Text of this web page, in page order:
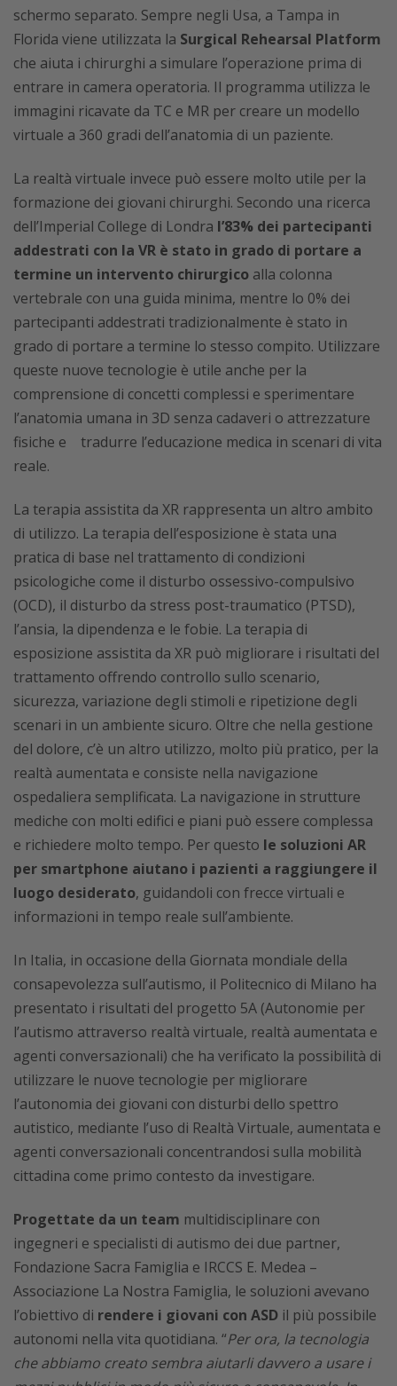
schermo separato. Sempre negli Usa, a Tampa in
Florida viene utilizzata la Surgical Rehearsal Platform
che aiuta i chirurghi a simulare l’operazione prima di
entrare in camera operatoria. Il programma utilizza le
immagini ricavate da TC e MR per creare un modello
virtuale a 360 gradi dell’anatomia di un paziente.
La realtà virtuale invece può essere molto utile per la
formazione dei giovani chirurghi. Secondo una ricerca
dell’Imperial College di Londra l’83% dei partecipanti
addestrati con la VR è stato in grado di portare a
termine un intervento chirurgico alla colonna
vertebrale con una guida minima, mentre lo 0% dei
partecipanti addestrati tradizionalmente è stato in
grado di portare a termine lo stesso compito. Utilizzare
queste nuove tecnologie è utile anche per la
comprensione di concetti complessi e sperimentare
l’anatomia umana in 3D senza cadaveri o attrezzature
fisiche e tradurre l’educazione medica in scenari di vita
reale.
La terapia assistita da XR rappresenta un altro ambito
di utilizzo. La terapia dell’esposizione è stata una
pratica di base nel trattamento di condizioni
psicologiche come il disturbo ossessivo-compulsivo
(OCD), il disturbo da stress post-traumatico (PTSD),
l’ansia, la dipendenza e le fobie. La terapia di
esposizione assistita da XR può migliorare i risultati del
trattamento offrendo controllo sullo scenario,
sicurezza, variazione degli stimoli e ripetizione degli
scenari in un ambiente sicuro. Oltre che nella gestione
del dolore, c’è un altro utilizzo, molto più pratico, per la
realtà aumentata e consiste nella navigazione
ospedaliera semplificata. La navigazione in strutture
mediche con molti edifici e piani può essere complessa
e richiedere molto tempo. Per questo le soluzioni AR
per smartphone aiutano i pazienti a raggiungere il
luogo desiderato, guidandoli con frecce virtuali e
informazioni in tempo reale sull’ambiente.
In Italia, in occasione della Giornata mondiale della
consapevolezza sull’autismo, il Politecnico di Milano ha
presentato i risultati del progetto 5A (Autonomie per
l’autismo attraverso realtà virtuale, realtà aumentata e
agenti conversazionali) che ha verificato la possibilità di
utilizzare le nuove tecnologie per migliorare
l’autonomia dei giovani con disturbi dello spettro
autistico, mediante l’uso di Realtà Virtuale, aumentata e
agenti conversazionali concentrandosi sulla mobilità
cittadina come primo contesto da investigare.
Progettate da un team multidisciplinare con
ingegneri e specialisti di autismo dei due partner,
Fondazione Sacra Famiglia e IRCCS E. Medea –
Associazione La Nostra Famiglia, le soluzioni avevano
l’obiettivo di rendere i giovani con ASD il più possibile
autonomi nella vita quotidiana. “Per ora, la tecnologia
che abbiamo creato sembra aiutarli davvero a usare i